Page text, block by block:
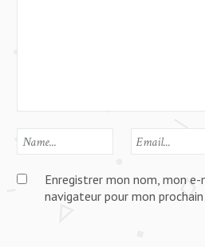
Enregistrer mon nom, mon
navigateur pour mon